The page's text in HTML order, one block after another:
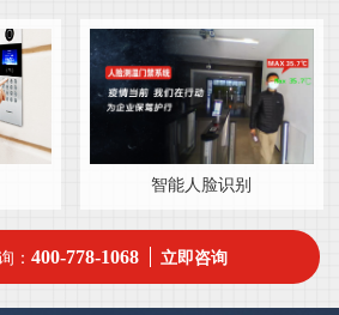
智能人脸识别
：400-778-1068 立即咨询